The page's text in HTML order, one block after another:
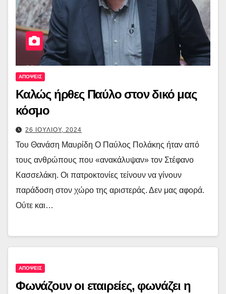
ΑΠΟΨΕΙΣ
Καλώς ήρθες Παύλο στον δικό μας
κόσμο
26 ΙΟΥΛΙΟΥ, 2024
Του Θανάση Μαυρίδη Ο Παύλος Πολάκης ήταν από
τους ανθρώπους που «ανακάλυψαν» τον Στέφανο
Κασσελάκη. Οι πατροκτονίες τείνουν να γίνουν
παράδοση στον χώρο της αριστεράς. Δεν μας αφορά.
Ούτε και…
ΑΠΟΨΕΙΣ
Φωνάζουν οι εταιρείες, φωνάζει η